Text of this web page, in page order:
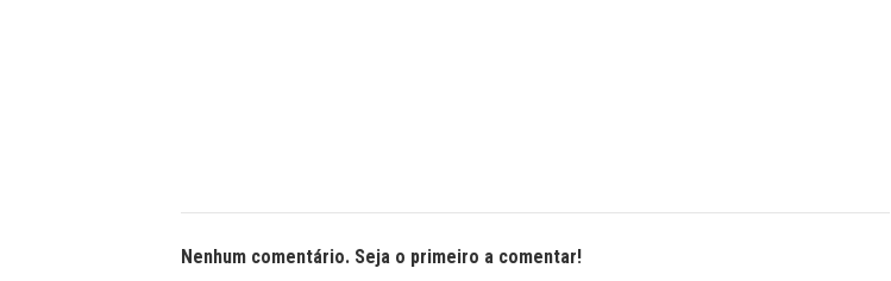
Nenhum comentário. Seja o primeiro a comentar!